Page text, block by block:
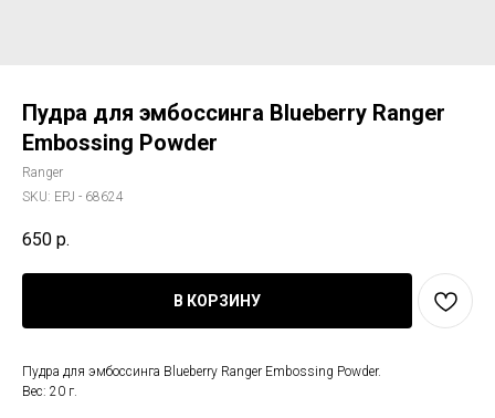
Пудра для эмбоссинга Blueberry Ranger
Embossing Powder
Ranger
SKU: EPJ - 68624
650 р.
В КОРЗИНУ
Пудра для эмбоссинга Blueberry Ranger Embossing Powder.
Вес: 20 г.